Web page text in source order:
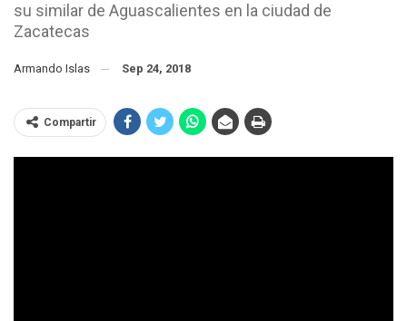
su similar de Aguascalientes en la ciudad de
Zacatecas
Armando Islas Sep 24, 2018
Compartir